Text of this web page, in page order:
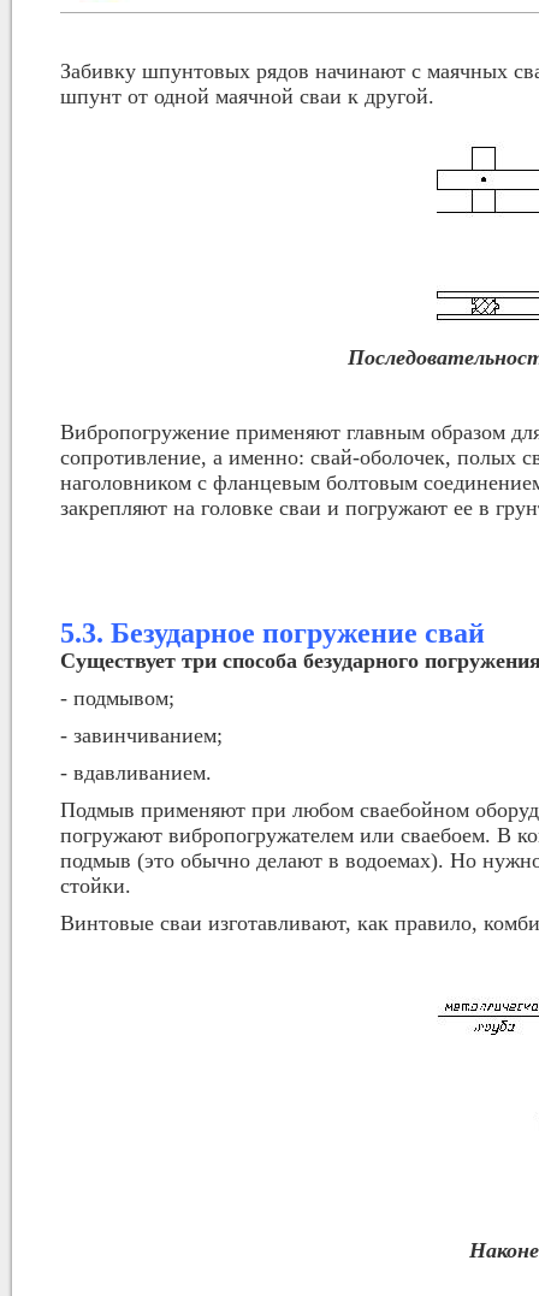
Забивку шпунтовых рядов начинают с маячных
шпунт от одной маячной сваи к другой.
Вибропогружение применяют главным образом
сопротивление, а именно: свай-оболочек, полых
наголовником с фланцевым болтовым
закрепляют на головке сваи и погружают ее в
5.3. Безударное погружение свай
Существует три способа безударного
- подмывом;
- завинчиванием;
- вдавливанием.
Подмыв применяют при любом сваебойном
погружают вибропогружателем или сваебоем. В
подмыв (это обычно делают в водоемах). Но
стойки.
Винтовые сваи изготавливают, как правило,